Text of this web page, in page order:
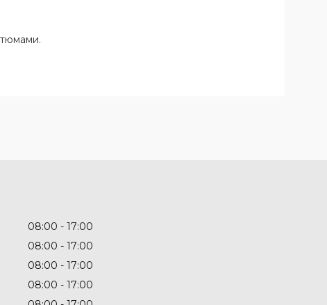
08:00
17:00
08:00
17:00
08:00
17:00
08:00
17:00